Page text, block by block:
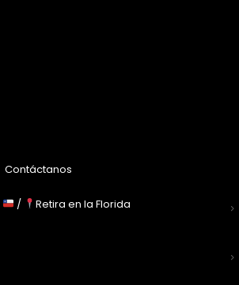
Contáctanos
/ Retira en la Florida